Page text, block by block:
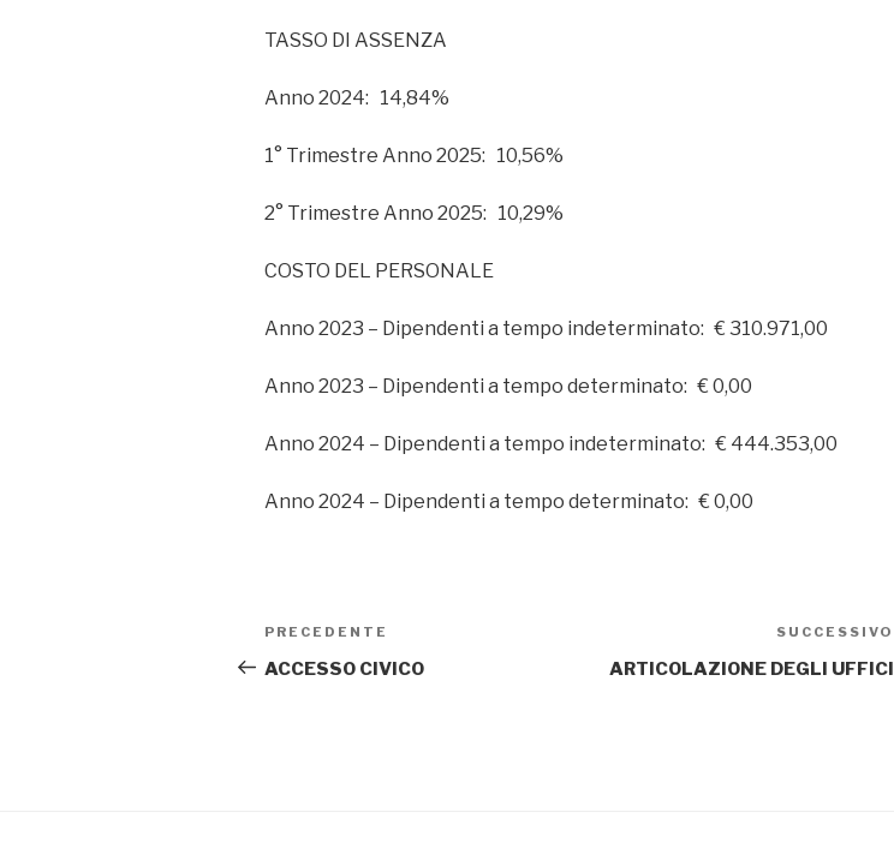
TASSO DI ASSENZA
Anno 2024: 14,84%
1° Trimestre Anno 2025: 10,56%
2° Trimestre Anno 2025: 10,29%
COSTO DEL PERSONALE
Anno 2023 – Dipendenti a tempo indeterminato: € 310.971,00
Anno 2023 – Dipendenti a tempo determinato: € 0,00
Anno 2024 – Dipendenti a tempo indeterminato: € 444.353,00
Anno 2024 – Dipendenti a tempo determinato: € 0,00
Navigazione
articoli
Articolo
precedente:
PRECEDENTE
ACCESSO CIVICO
SUCCESSIVO
ARTICOLAZIONE DEGLI UFFICI